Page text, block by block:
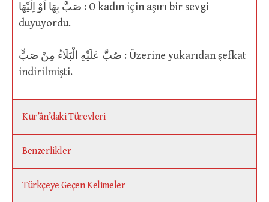
صَبَّ بِهَا اَوْ اِلَيْهَا : O kadın için aşırı bir sevgi
duyuyordu.
صُبَّ عَلَيْهِ الْبَلَاءُ مِنْ صَبٍّ : Üzerine yukarıdan şefkat
indirilmişti.
Kur’ân’daki Türevleri
Benzerlikler
Türkçeye Geçen Kelimeler